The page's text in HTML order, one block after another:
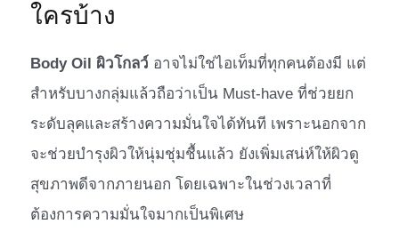
ใครบ้าง
Body Oil ผิวโกลว์ อาจไม่ใช่ไอเท็มที่ทุกคนต้องมี แต่
สำหรับบางกลุ่มแล้วถือว่าเป็น Must-have ที่ช่วยยก
ระดับลุคและสร้างความมั่นใจได้ทันที เพราะนอกจาก
จะช่วยบำรุงผิวให้นุ่มชุ่มชื้นแล้ว ยังเพิ่มเสน่ห์ให้ผิวดู
สุขภาพดีจากภายนอก โดยเฉพาะในช่วงเวลาที่
ต้องการความมั่นใจมากเป็นพิเศษ